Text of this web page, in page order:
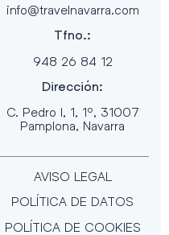
info@travelnavarra.com
Tfno.:
948 26 84 12
Dirección:
C. Pedro I, 1, 1º, 31007
Pamplona, Navarra
AVISO LEGAL
POLÍTICA DE DATOS
POLÍTICA DE COOKIES